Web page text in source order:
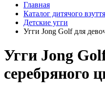
Главная
Каталог дитячого взуття
Детские угги
Угги Jong Golf для
Угги Jong
серебряного